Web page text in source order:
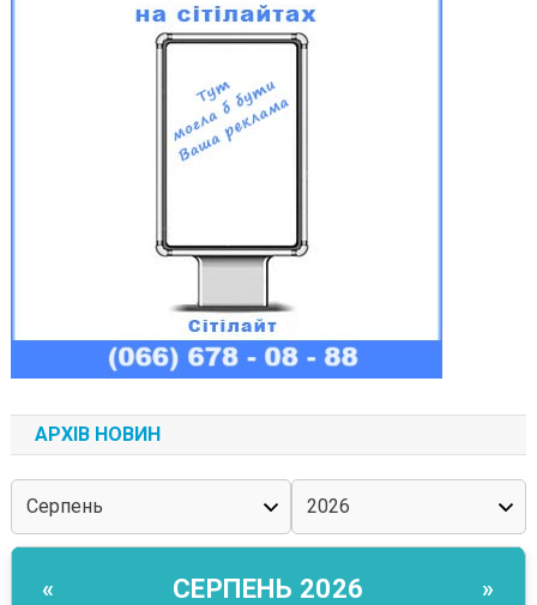
АРХІВ НОВИН
« СЕРПЕНЬ 2026 »